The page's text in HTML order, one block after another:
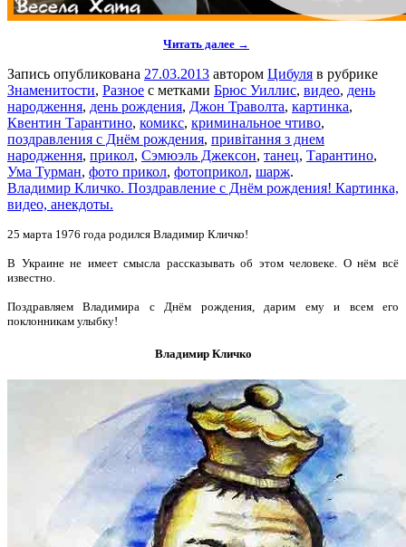
Читать далее →
Запись опубликована 27.03.2013 автором Цибуля в рубрике
Знаменитости, Разное с метками Брюс Уиллис, видео, день
народження, день рождения, Джон Траволта, картинка,
Квентин Тарантино, комикс, криминальное чтиво,
поздравления с Днём рождения, привітання з днем
народження, прикол, Сэмюэль Джексон, танец, Тарантино,
Ума Турман, фото прикол, фотоприкол, шарж.
Владимир Кличко. Поздравление с Днём рождения! Картинка,
видео, анекдоты.
25 марта 1976 года родился Владимир Кличко!
В Украине не имеет смысла рассказывать об этом человеке. О нём всё
известно.
Поздравляем Владимира с Днём рождения, дарим ему и всем его
поклонникам улыбку!
Владимир Кличко